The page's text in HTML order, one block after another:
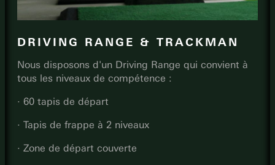
DRIVING RANGE & TRACKMAN
Nous disposons d'un Driving Range qui convient à
tous les niveaux de compétence :
· 60 tapis de départ
· Tapis de frappe à 2 niveaux
· Zone de départ couverte